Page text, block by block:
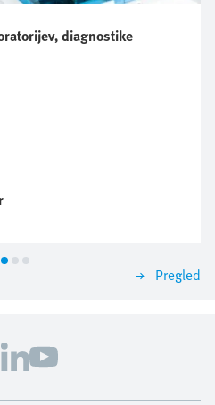
diagnostike
Pregled